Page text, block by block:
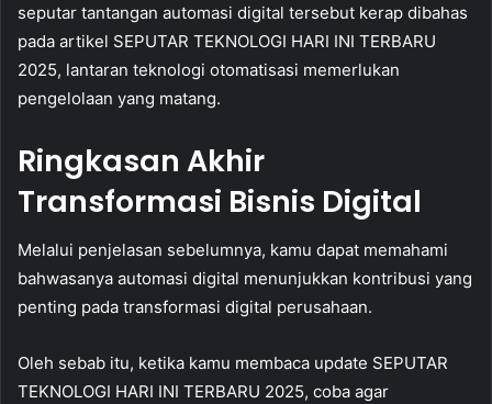
seputar tantangan automasi digital tersebut kerap dibahas
pada artikel SEPUTAR TEKNOLOGI HARI INI TERBARU
2025, lantaran teknologi otomatisasi memerlukan
pengelolaan yang matang.
Ringkasan Akhir
Transformasi Bisnis Digital
Melalui penjelasan sebelumnya, kamu dapat memahami
bahwasanya automasi digital menunjukkan kontribusi yang
penting pada transformasi digital perusahaan.
Oleh sebab itu, ketika kamu membaca update SEPUTAR
TEKNOLOGI HARI INI TERBARU 2025, coba agar